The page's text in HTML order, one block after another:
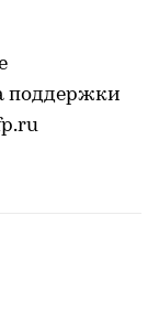
поддержки